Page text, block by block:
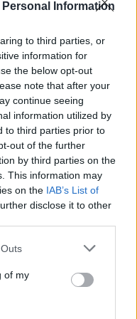
Information
to third parties, or
information for
the below opt-out
note that after your
continue seeing
information utilized by
to third parties prior to
out of the further
by third parties on the
This information may
on the IAB’s List of
disclose it to other
of my
a NAV
a külföldön
ugyancsak
NAV-nál azok a civil
1 százalékos
határidő jogvesztő -
(NAV).
plusz elszálló
nélkül nem